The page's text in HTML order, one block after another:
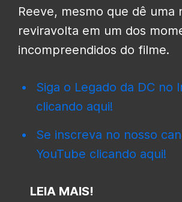
Reeve, mesmo que dê uma
reviravolta em um dos
incompreendidos do filme.
Siga o Legado da DC no
clicando aqui!
Se inscreva no nosso
YouTube clicando aqui!
LEIA MAIS!